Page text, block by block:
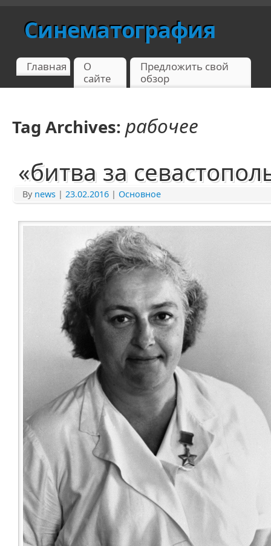
Синематография
Главная
О
сайте
Предложить свой
обзор
Tag Archives: рабочее
«битва за
By news | 23.02.2016 | Основное